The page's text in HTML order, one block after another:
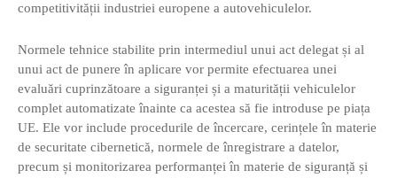
competitivității industriei europene a autovehiculelor.
Normele tehnice stabilite prin intermediul unui act delegat și al
unui act de punere în aplicare vor permite efectuarea unei
evaluări cuprinzătoare a siguranței și a maturității vehiculelor
complet automatizate înainte ca acestea să fie introduse pe piața
UE. Ele vor include procedurile de încercare, cerințele în materie
de securitate cibernetică, normele de înregistrare a datelor,
precum și monitorizarea performanței în materie de siguranță și